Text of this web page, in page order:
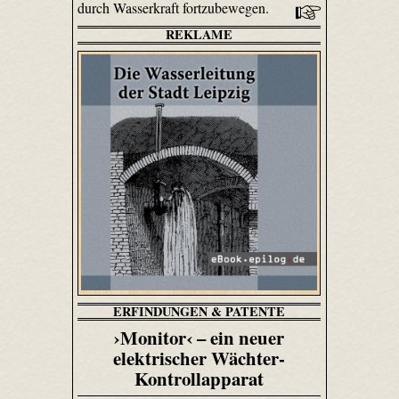
durch Wasserkraft fortzubewegen.
REKLAME
ERFINDUNGEN & PATENTE
›Monitor‹ – ein neuer
elektrischer Wächter-
Kontrollapparat